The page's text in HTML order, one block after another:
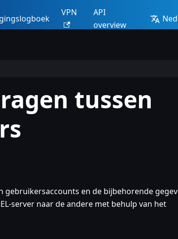
VPN
API
overview
tussen
en de bijbehorende
server naar de andere met behulp van het